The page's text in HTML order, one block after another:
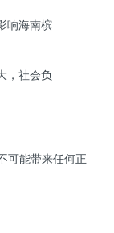
响海南槟
，社会负
可能带来任何正